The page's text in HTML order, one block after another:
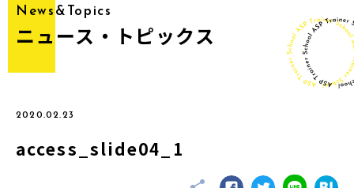
News&Topics
ニュース・トピックス
2020.02.23
access_slide04_1